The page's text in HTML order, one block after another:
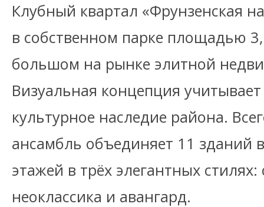
Клубный квартал «Фрунзенская
в собственном парке площадью
большом на рынке элитной
Визуальная концепция
культурное наследие района.
ансамбль объединяет 11 зданий
этажей в трёх элегантных
неоклассика и авангард.